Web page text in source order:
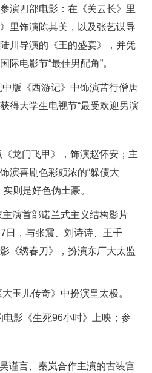
演四部电影：在《关云长》里
里饰演陈其美，以及张艺谋导
川导演的《王的盛宴》，并凭
际电影节“最佳男配角”。
版《西游记》中饰演苦行僧唐
得大学生电视节“最受欢迎男演
龙门飞甲》，饰演赵怀安；主
演喜剧色彩颇浓的“躲债大
则是好色伪土豪。
演首部诺兰式主义结构影片
日，与张震、刘诗诗、王千
《绣春刀》，扮演东厂大太监
玉儿传奇》中扮演皇太极。
影《生死96小时》上映；参
谨言、秦岚合作主演的古装宫